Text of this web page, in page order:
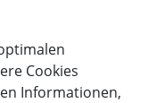
Cookies
Informationen,